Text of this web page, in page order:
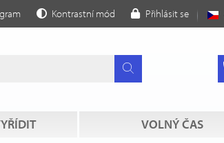
Kontrastní mód Přihlásit se
VOLNÝ ČAS